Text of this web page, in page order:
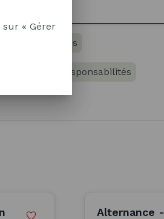
de la chaîne logistique
Sens des responsabilités
Alternance -
« Gérer